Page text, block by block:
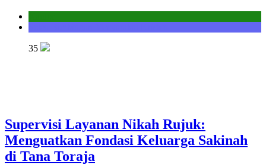
35
Supervisi Layanan Nikah Rujuk:
Menguatkan Fondasi Keluarga Sakinah
di Tana Toraja